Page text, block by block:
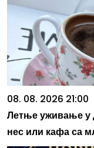
08. 08. 2026 21:00
Летње уживање у
нес или кафа са